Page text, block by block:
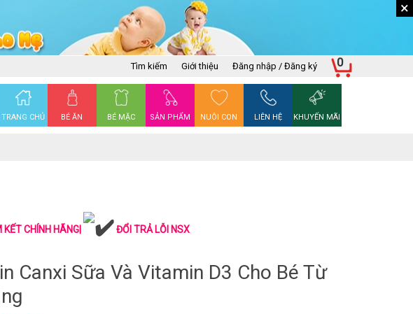
×
Tìm kiếm Giới thiệu Đăng nhập / Đăng ký
TRANG CHỦ BÉ ĂN BÉ MẶC SẢN PHẨM NUÔI CON LIÊN HỆ KHUYẾN MÃI
0
KẾT CHÍNH HÃNG| ĐỔI TRẢ LỖI NSX
Canxi Sữa Và Vitamin D3 Cho Bé Từ